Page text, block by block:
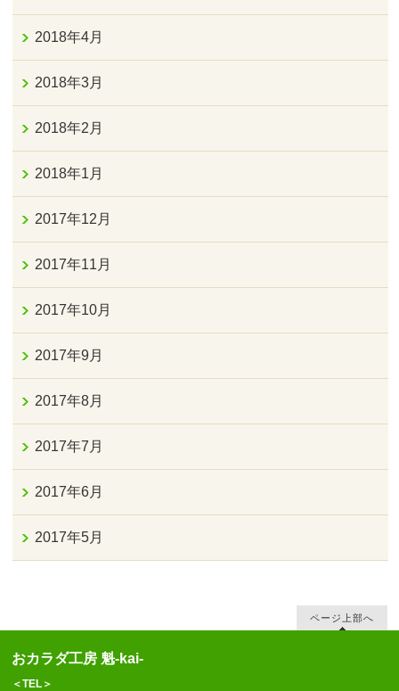
2018年4月
2018年3月
2018年2月
2018年1月
2017年12月
2017年11月
2017年10月
2017年9月
2017年8月
2017年7月
2017年6月
2017年5月
ページ上部へ
おカラダ工房 魁-kai-
＜TEL＞